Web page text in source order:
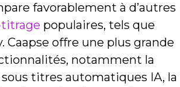
favorablement à d’autres
populaires, tels que
Caapse offre une plus grande
notamment la
titres automatiques IA, la